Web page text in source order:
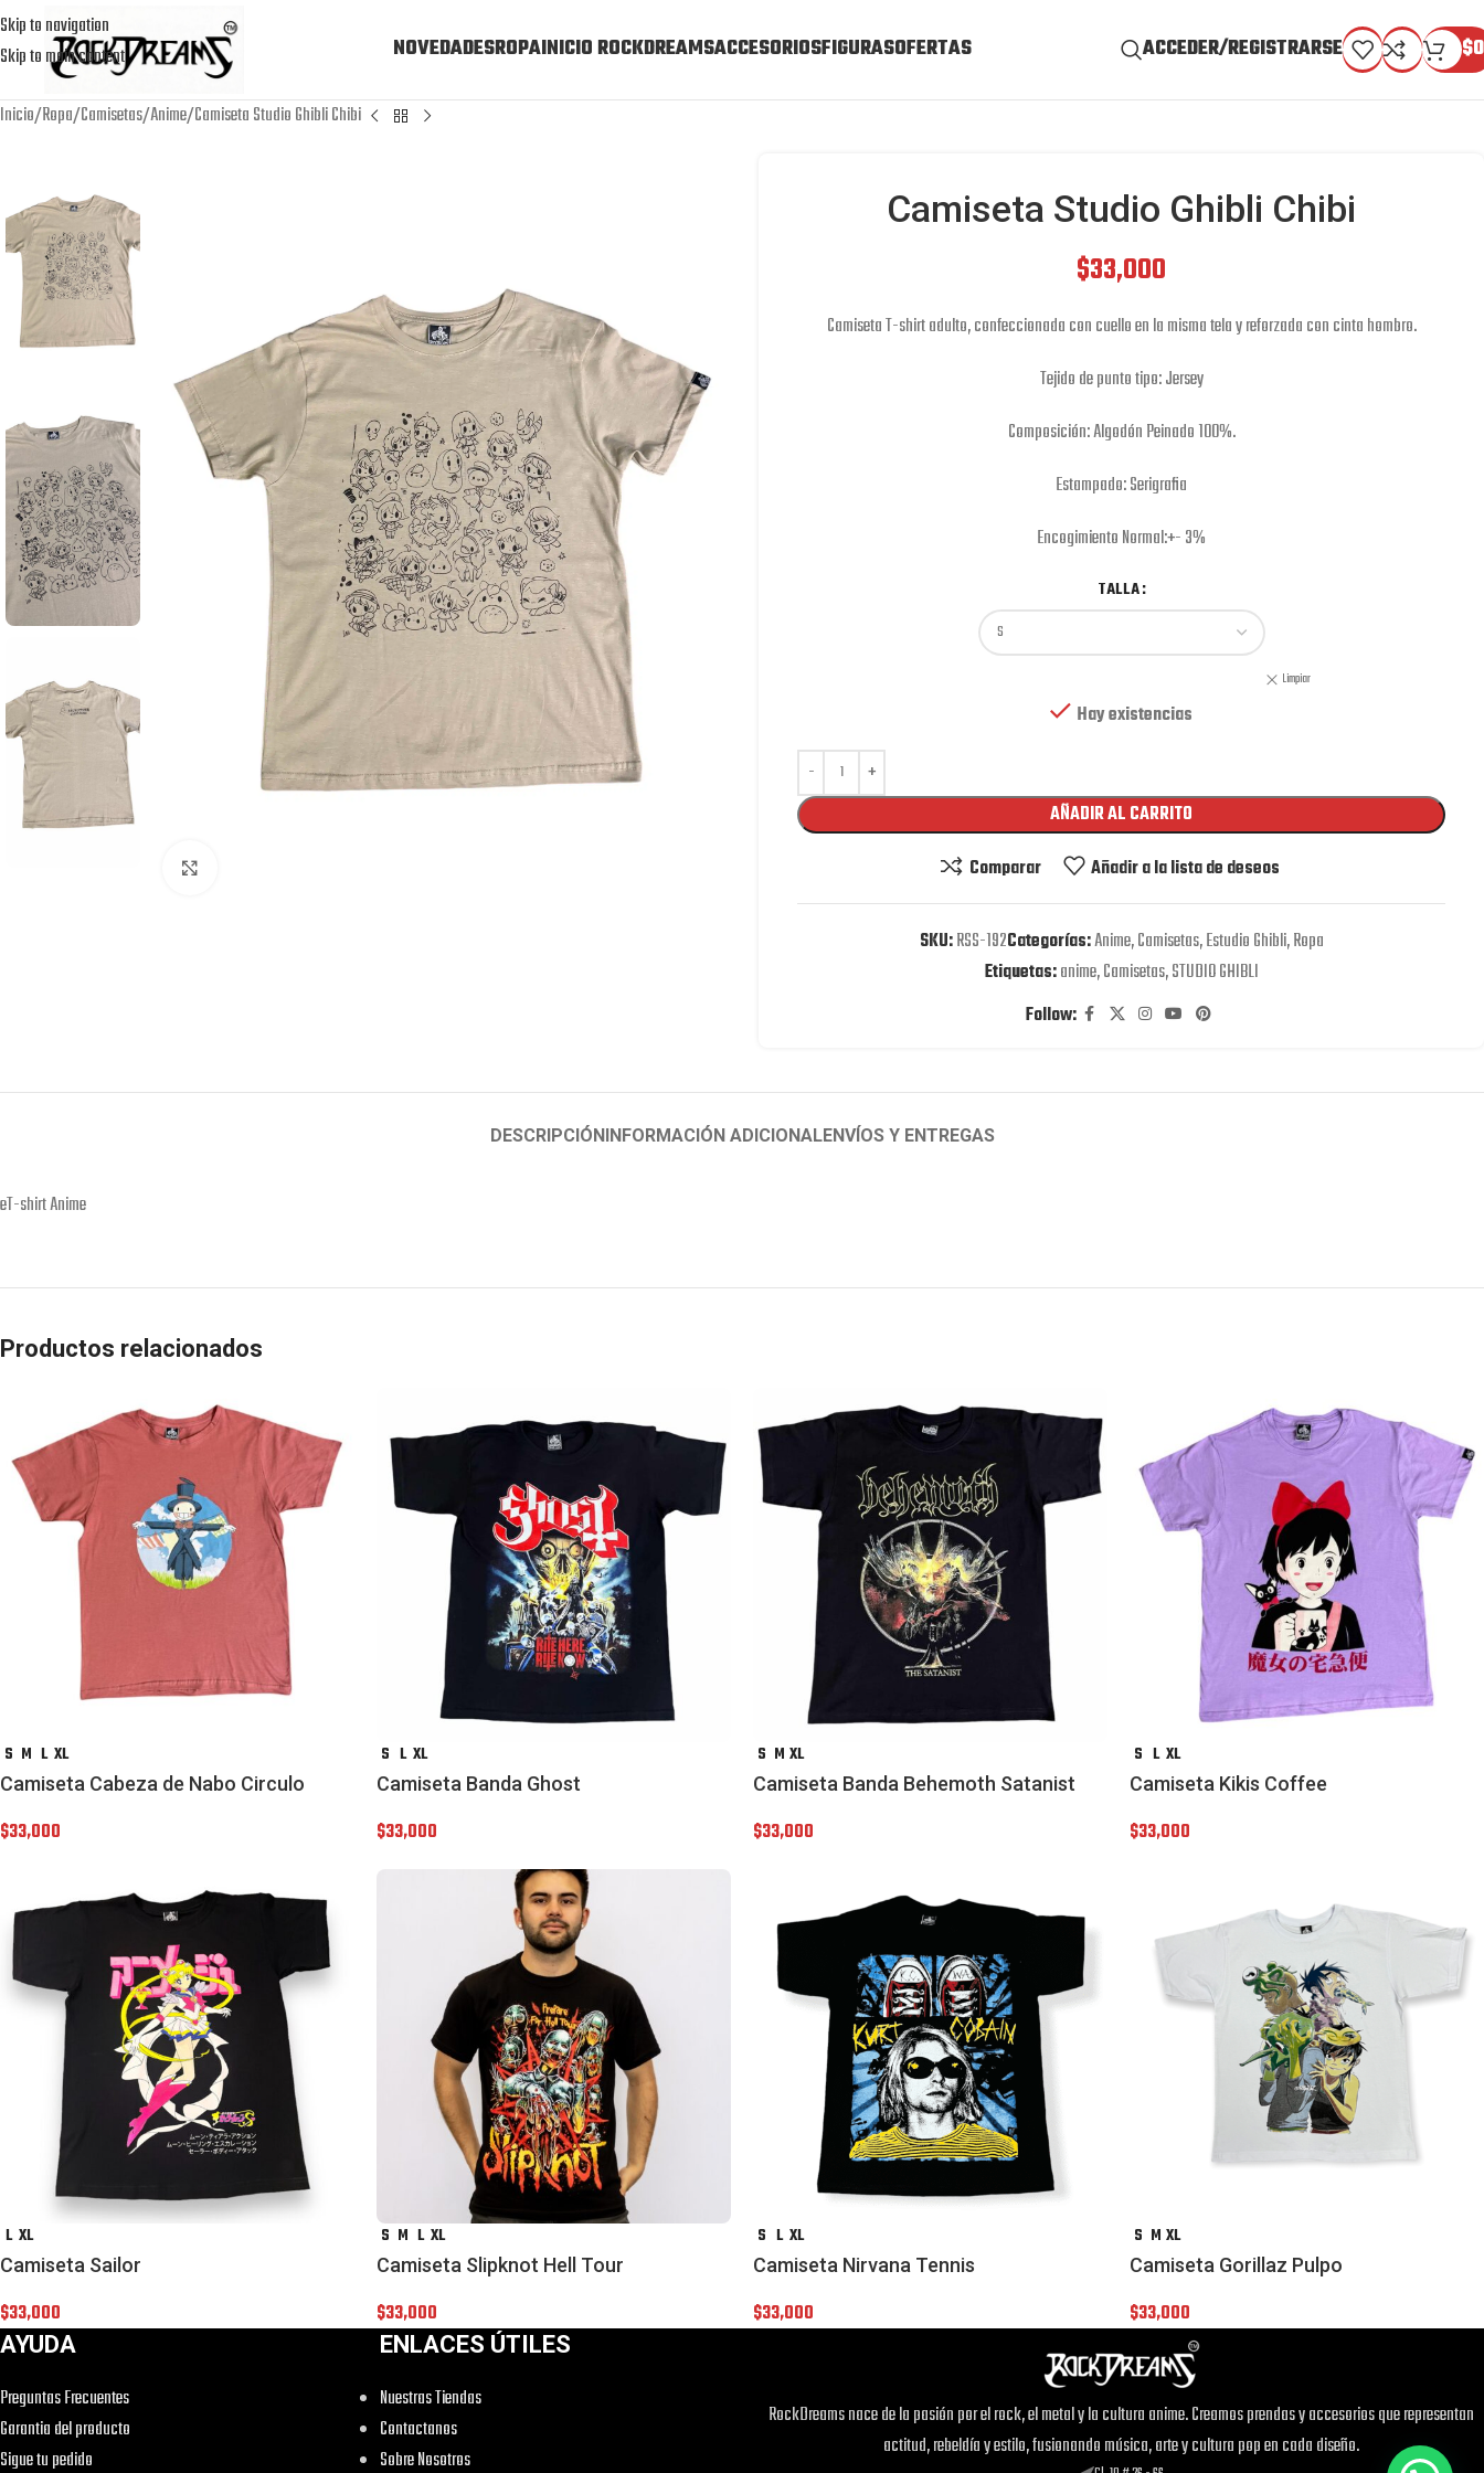
Skip to navigation
Skip to main content
NOVEDADESROPAINICIO ROCKDREAMSACCESORIOSFIGURASOFERTAS ACCEDER/REGISTRARSE $0
Inicio Ropa Camisetas Anime Camiseta Studio Ghibli Chibi
Camiseta Studio Ghibli Chibi
$33,000
Camiseta T-shirt adulto, confeccionada con cuello en la misma tela y reforzada con cinta hombro.
Tejido de punto tipo: Jersey
Composición: Algodón Peinado 100%.
Estampado: Serigrafia
Encogimiento Normal:+- 3%
TALLA
Limpiar
Hay existencias
AÑADIR AL CARRITO
Comparar
Añadir a la lista de deseos
SKU:RSS-192Categorías:Anime,Camisetas,Estudio Ghibli,Ropa
Etiquetas:anime,Camisetas,STUDIO GHIBLI
Follow:
DESCRIPCIÓNINFORMACIÓN ADICIONALENVÍOS Y ENTREGAS
eT-shirt Anime
Productos relacionados
S M L XL
Camiseta Cabeza de Nabo Circulo
$33,000
S L XL
Camiseta Banda Ghost
$33,000
S M XL
Camiseta Banda Behemoth Satanist
$33,000
S L XL
Camiseta Kikis Coffee
$33,000
L XL
Camiseta Sailor
$33,000
S M L XL
Camiseta Slipknot Hell Tour
$33,000
S L XL
Camiseta Nirvana Tennis
$33,000
S M XL
Camiseta Gorillaz Pulpo
$33,000
AYUDA
Preguntas Frecuentes
Garantia del producto
Sigue tu pedido
ENLACES ÚTILES
Nuestras Tiendas
Contactanos
Sobre Nosotros
RockDreams nace de la pasión por el rock, el metal y la cultura anime. Creamos prendas y accesorios que representan
actitud, rebeldía y estilo, fusionando música, arte y cultura pop en cada diseño.